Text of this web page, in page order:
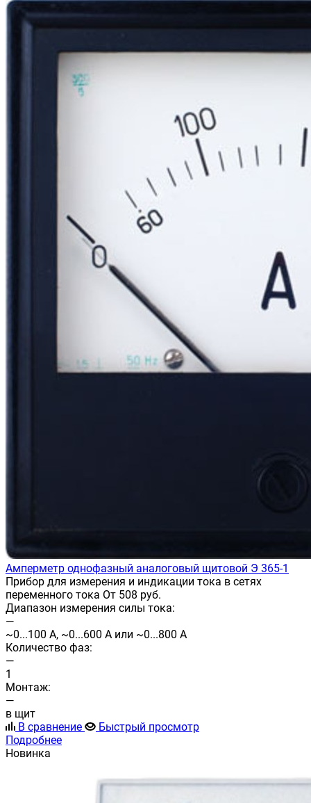
Амперметр однофазный аналоговый щитовой Э 365-1
Прибор для измерения и индикации тока в сетях
переменного тока От 508 руб.
Диапазон измерения силы тока:
—
~0...100 А, ~0...600 А или ~0...800 А
Количество фаз:
—
1
Монтаж:
—
в щит
В сравнение
Быстрый просмотр
Подробнее
Новинка